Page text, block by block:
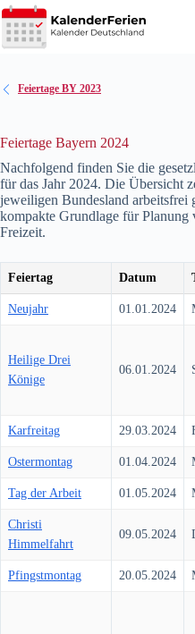
Zum
Inhalt
springen
Feiertage BY 2023
Feiertage Bayern 2024
Nachfolgend finden Sie die
für das Jahr 2024. Die Übersicht
jeweiligen Bundesland arbeitsfrei
kompakte Grundlage für Planung
Freizeit.
Feiertag Datum
Neujahr 01.01.2024
Heilige Drei
Könige
06.01.2024
Karfreitag 29.03.2024
Ostermontag 01.04.2024
Tag der Arbeit 01.05.2024
Christi
Himmelfahrt
09.05.2024
Pfingstmontag 20.05.2024